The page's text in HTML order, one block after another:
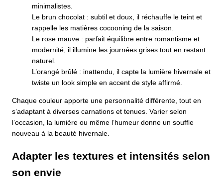
minimalistes.
Le brun chocolat : subtil et doux, il réchauffe le teint et
rappelle les matières cocooning de la saison.
Le rose mauve : parfait équilibre entre romantisme et
modernité, il illumine les journées grises tout en restant
naturel.
L’orangé brûlé : inattendu, il capte la lumière hivernale et
twiste un look simple en accent de style affirmé.
Chaque couleur apporte une personnalité différente, tout en
s’adaptant à diverses carnations et tenues. Varier selon
l’occasion, la lumière ou même l’humeur donne un souffle
nouveau à la beauté hivernale.
Adapter les textures et intensités selon
son envie